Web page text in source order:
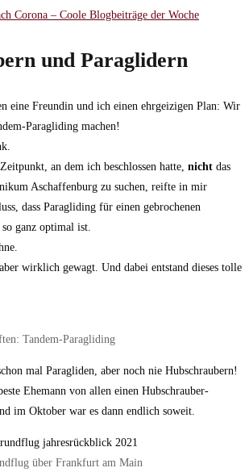
Corona – Coole Blogbeiträge der Woche
und Paraglidern
eine Freundin und ich einen ehrgeizigen Plan: Wir
Paragliding machen!
an dem ich beschlossen hatte, nicht das
Aschaffenburg zu suchen, reifte in mir
dass Paragliding für einen gebrochenen
ganz optimal ist.
wirklich gewagt. Und dabei entstand dieses tolle
Tandem-Paragliding
mal Paragliden, aber noch nie Hubschraubern!
Ehemann von allen einen Hubschrauber-
im Oktober war es dann endlich soweit.
über Frankfurt am Main